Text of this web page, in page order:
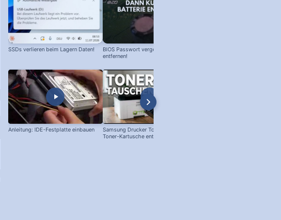
SSDs verlieren beim Lagern Daten!
BIOS Passwort vergessen! Batterie
entfernen!
Anleitung: IDE-Festplatte einbauen
Samsung Drucker Toner Wechsel!
Toner-Kartusche entfernen und